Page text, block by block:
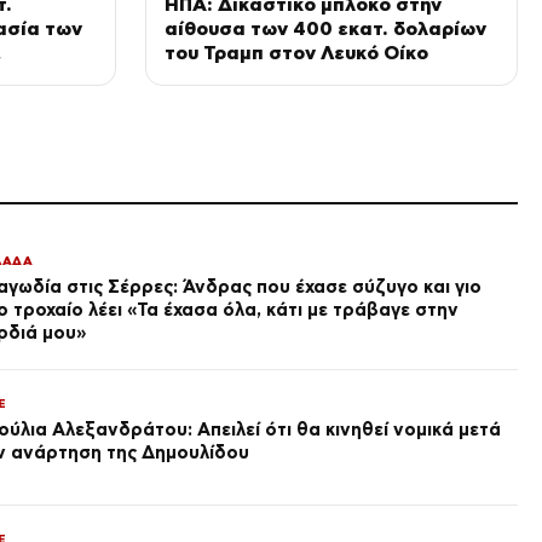
SPORTS
Σουαλιό Μεϊτέ έκανε το
χειρουργείο στο ισχίο:
«Στόχος να απαλλαγώ
Κολομβία, τραγούδησε για
τον Λουίς Ντίας και
κυκλοφορεί το πρώτο
τραγούδι της
των
ΗΠΑ: Δικαστικό μπλόκο στην
αίθουσα των 400 εκατ. δολαρίων
του Τραμπ στον Λευκό Οίκο
στις Σέρρες: Άνδρας που έχασε σύζυγο και γιο
τροχαίο λέει «Τα έχασα όλα, κάτι με τράβαγε στην
μου»
Αλεξανδράτου: Απειλεί ότι θα κινηθεί νομικά μετά
ανάρτηση της Δημουλίδου